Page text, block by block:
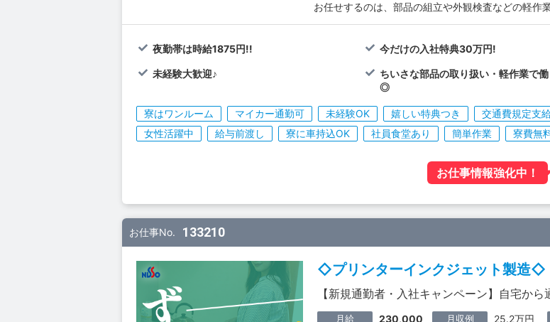
お任せするのは、部品の組立や外観検査などの軽作
夜勤帯は時給1875円!! 今だけの入社特典30万円!
未経験大歓迎♪
ちいさな部品の取り扱い・軽作業で
◎
寮はワンルーム マイカー通勤可 未経験OK 嬉しい特典つき 交通費規定支
女性活躍中
給与前渡し 寮に車持込OK 社員食堂あり 簡単作業 寮費無
お仕事情報強化中！
お仕事No. 133210
◇プリンターインクジェット製造◇
【新規通勤者・入社キャンペーン】自宅か
月給
230,000
月収例 25.2万円